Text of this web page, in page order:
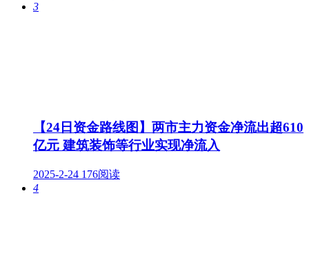
3
【24日资金路线图】两市主力资金净流出超610
亿元 建筑装饰等行业实现净流入
2025-2-24 176阅读
4